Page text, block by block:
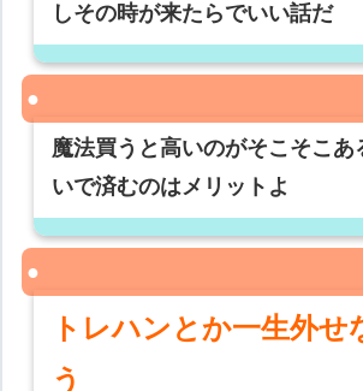
しその時が来たらでいい話だ
魔法買うと高いのがそこそこあ
いで済むのはメリットよ
トレハンとか一生外せ
う